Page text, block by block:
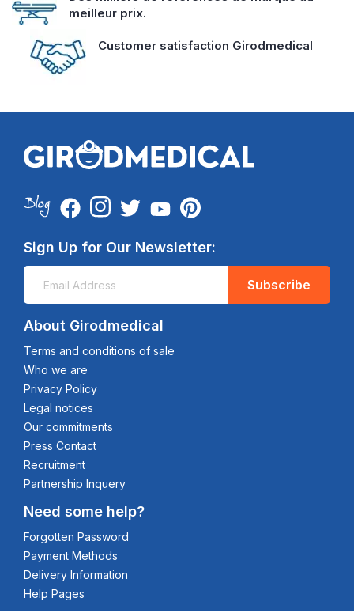
meilleur prix.
Customer satisfaction Girodmedical
Sign Up for Our Newsletter:
Subscribe
About Girodmedical
Terms and conditions of sale
Who we are
Privacy Policy
Legal notices
Our commitments
Press Contact
Recruitment
Partnership Inquery
Need some help?
Forgotten Password
Payment Methods
Delivery Information
Help Pages